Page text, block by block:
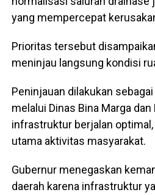
yang mempercepat
Prioritas tersebut
meninjau langsung kondisi
Peninjauan dilakukan
melalui Dinas Bina Marga
infrastruktur berjalan
utama aktivitas masyarakat.
Gubernur menegaskan
daerah karena infrastruktur